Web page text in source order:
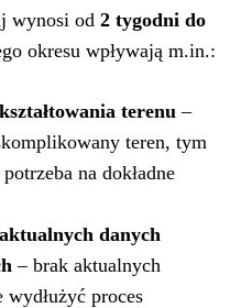
wynosi od 2 tygodni do
okresu wpływają m.in.:
terenu –
teren, tym
na dokładne
danych
– brak aktualnych
wydłużyć proces